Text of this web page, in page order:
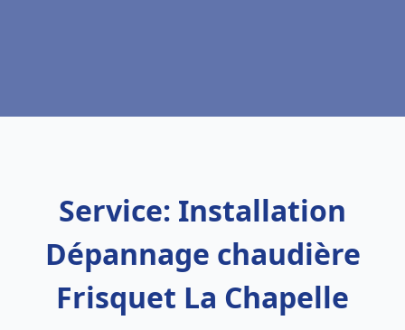
Service: Installation
Dépannage chaudière
Frisquet La Chapelle